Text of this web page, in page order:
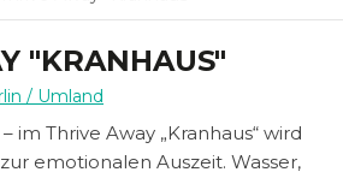
"KRANHAUS"
/ Umland
im Thrive Away „Kranhaus“ wird
emotionalen Auszeit. Wasser,